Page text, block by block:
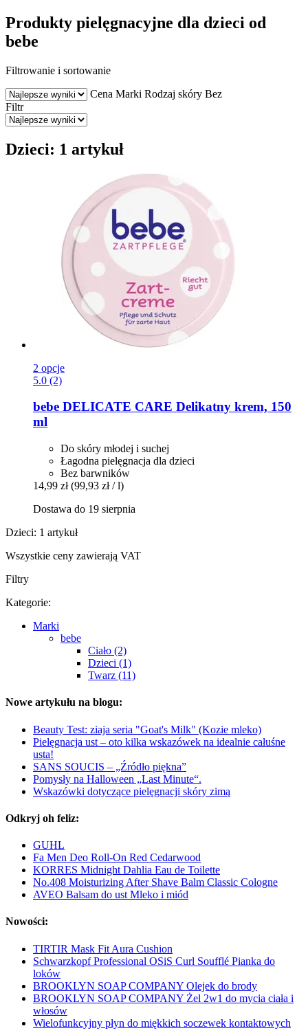
Produkty pielęgnacyjne dla dzieci od
bebe
Filtrowanie i sortowanie
Cena Marki Rodzaj skóry Bez
Filtr
Dzieci: 1 artykuł
2 opcje
5.0 (2)
bebe DELICATE CARE Delikatny krem, 150
ml
Do skóry młodej i suchej
Łagodna pielęgnacja dla dzieci
Bez barwników
14,99 zł (99,93 zł / l)
Dostawa do 19 sierpnia
Dzieci: 1 artykuł
Wszystkie ceny zawierają VAT
Filtry
Kategorie:
Marki
bebe
Ciało (2)
Dzieci (1)
Twarz (11)
Nowe artykułu na blogu:
Beauty Test: ziaja seria "Goat's Milk" (Kozie mleko)
Pielęgnacja ust – oto kilka wskazówek na idealnie całuśne
usta!
SANS SOUCIS – „Źródło piękna”
Pomysły na Halloween „Last Minute“.
Wskazówki dotyczące pielęgnacji skóry zimą
Odkryj oh feliz:
GUHL
Fa Men Deo Roll-On Red Cedarwood
KORRES Midnight Dahlia Eau de Toilette
No.408 Moisturizing After Shave Balm Classic Cologne
AVEO Balsam do ust Mleko i miód
Nowości:
TIRTIR Mask Fit Aura Cushion
Schwarzkopf Professional OSiS Curl Soufflé Pianka do
loków
BROOKLYN SOAP COMPANY Olejek do brody
BROOKLYN SOAP COMPANY Żel 2w1 do mycia ciała i
włosów
Wielofunkcyjny płyn do miękkich soczewek kontaktowych